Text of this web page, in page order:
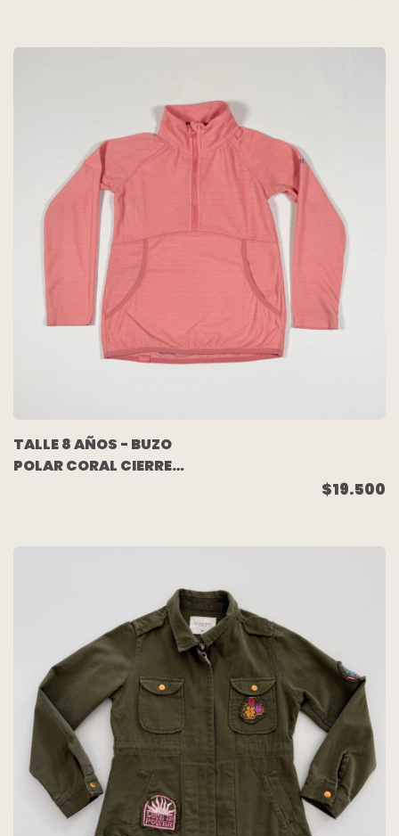
TALLE 8 AÑOS - BUZO
POLAR CORAL CIERRE
$19.500